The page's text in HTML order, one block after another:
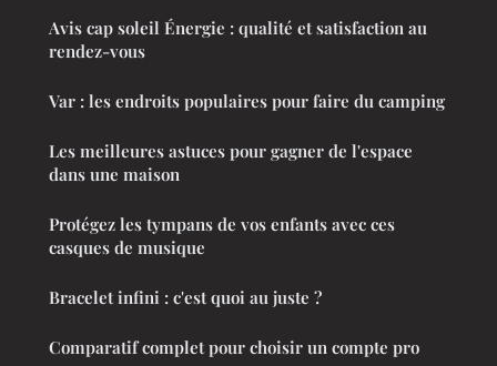
Avis cap soleil Énergie : qualité et satisfaction au
rendez-vous
Var : les endroits populaires pour faire du camping
Les meilleures astuces pour gagner de l'espace
dans une maison
Protégez les tympans de vos enfants avec ces
casques de musique
Bracelet infini : c'est quoi au juste ?
Comparatif complet pour choisir un compte pro